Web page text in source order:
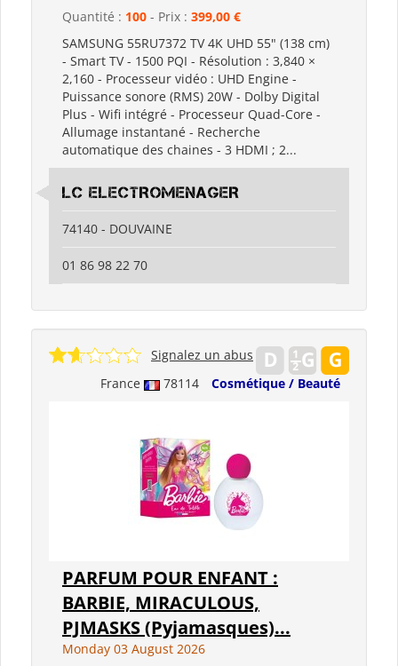
Quantité : 100 - Prix : 399,00 €
SAMSUNG 55RU7372 TV 4K UHD 55" (138 cm)
- Smart TV - 1500 PQI - Résolution : 3,840 ×
2,160 - Processeur vidéo : UHD Engine -
Puissance sonore (RMS) 20W - Dolby Digital
Plus - Wifi intégré - Processeur Quad-Core -
Allumage instantané - Recherche
automatique des chaines - 3 HDMI ; 2...
LC ELECTROMENAGER
74140 - DOUVAINE
01 86 98 22 70
France 78114 Cosmétique / Beauté
Signalez un abus
PARFUM POUR ENFANT :
BARBIE, MIRACULOUS,
PJMASKS (Pyjamasques)...
Monday 03 August 2026